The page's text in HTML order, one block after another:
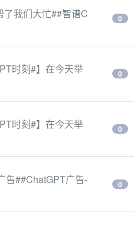
了我们大忙##智谱C
0
时刻#】在今天举
0
时刻#】在今天举
0
告##ChatGPT广告-
0